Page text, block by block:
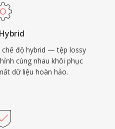
độ hybrid — tệp lossy
cùng nhau khôi phục
dữ liệu hoàn hảo.